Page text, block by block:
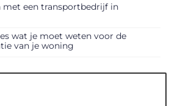
met een transportbedrijf in
wat je moet weten voor de
van je woning